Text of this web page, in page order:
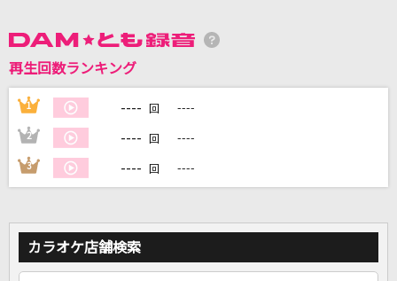
BEYOND THE TIME
DAMの新曲・ランキングなど
カラオケ最新情報をチェック！
再生回数ランキング
1 ---- 回 ----
2 ---- 回 ----
3 ---- 回 ----
カラオケ店舗検索